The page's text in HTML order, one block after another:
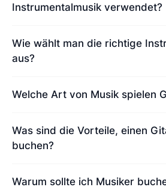
Instrumentalmusik verwendet?
Wie wählt man die richtige
aus?
Welche Art von Musik spielen
Was sind die Vorteile, einen
buchen?
Warum sollte ich Musiker